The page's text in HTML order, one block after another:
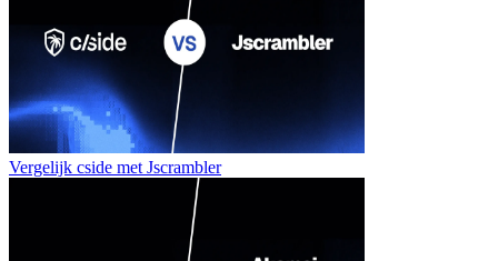
Vergelijk cside met Jscrambler